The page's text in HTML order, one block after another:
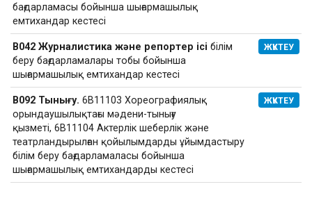
бағдарламасы бойынша шығармашылық
емтихандар кестесі
В042 Журналистика және репортер ісі білім
беру бағдарламалары тобы бойынша
шығармашылық емтихандар кестесі
ЖҮКТЕУ
В092 Тынығу. 6В11103 Хореографиялық
орындаушылықтағы мәдени-тынығу
қызметі, 6В11104 Актерлік шеберлік және
театрландырылған қойылымдарды ұйымдастыру
білім беру бағдарламаласы бойынша
шығармашылық емтихандарды кестесі
ЖҮКТЕУ